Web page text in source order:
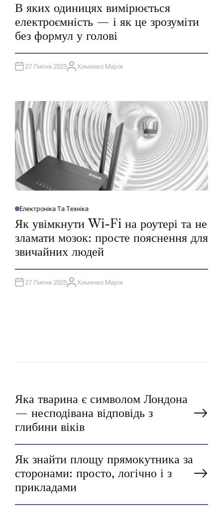
Л
К
У
А
Т
И
У
В яких одиницях вимірюється
електроємність — і як це зрозуміти
без формул у голові
27 Липня 2025А
Хоменко Марія
О
У
Л
І
К
У
А
Т
И
У
Електроніка Та Техніка
Як увімкнути Wi-Fi на роутері та не
зламати мозок: просте пояснення для
звичайних людей
27 Липня 2025А
Хоменко Марія
Н
а
в
і
г
Яка тварина є символом Лондона
— несподівана відповідь з
глибини віків
Як знайти площу прямокутника за
сторонами: просто, логічно і з
прикладами